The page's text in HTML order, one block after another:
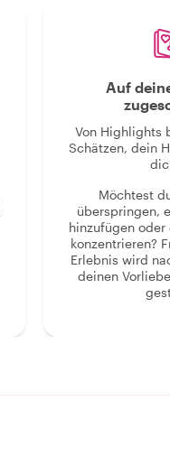
Auf
Von Highlights
Schätzen, dein
Möchtest
überspringen,
hinzufügen
konzentrieren?
Erlebnis wird
deinen